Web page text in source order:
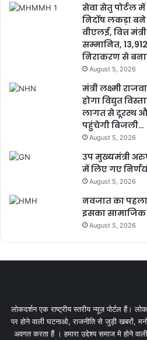
सेवा सेतु पोर्टल
निर्दोष लकड़ा
वीएलई, वित्त
सम्मानित,
निराकरण से
August 5, 2026
मंत्री लक्ष्मी
होगा विद्युत
लागत से दूरस्थ
पहुंचेगी बिजली…
August 5, 2026
उप मुख्यमंत्री
में लिए गए
August 5, 2026
नवजात का
इसका सामाजिक
August 5, 2026
लोकदर्शन एक राष्ट्रीय स्तरीय न्यूज़ पोर्टल हैं।
पर होने वाली घटनाओ, राजनीति से जुड़ी खबरों,
अवगत करता हैं । हमारा उद्देश्य समाज मे होने